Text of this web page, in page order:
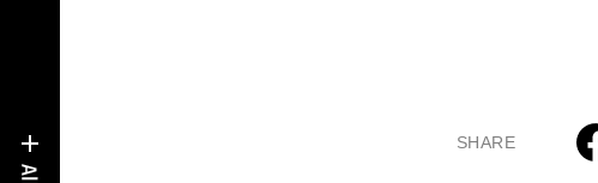
SHARE